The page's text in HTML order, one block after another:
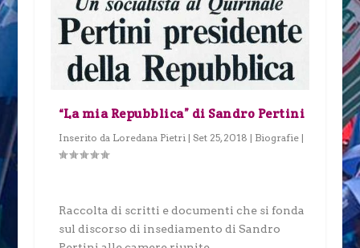
“La mia Repubblica” di Sandro Pertini
Inserito da Loredana Pietri| Set 25, 2018 | Biografie|
Raccolta di scritti e documenti che si fonda
sul discorso di insediamento di Sandro